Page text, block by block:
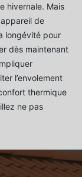
hivernale. Mais
de
longévité pour
dès maintenant
l’envolement
thermique
ne pas